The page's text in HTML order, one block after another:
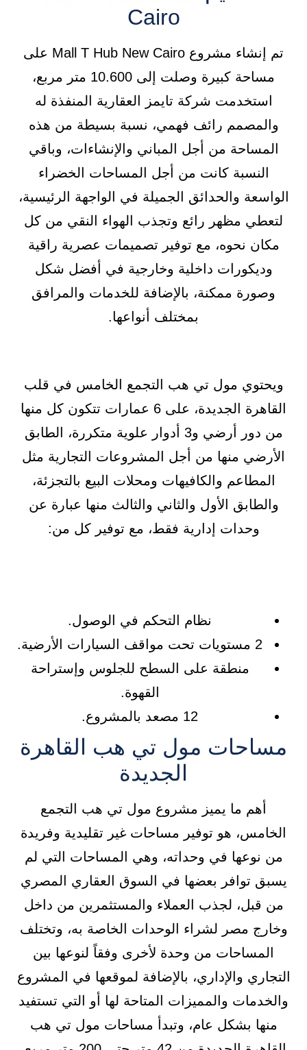
Cairo
تم إنشاء مشروع Mall T Hub New Cairo على
مساحة كبيرة وصلت إلى 10.600 متر مربع،
استخدمت شركة تايمز العقارية المنفذة له
والمصمم رائف فهمي، نسبة بسيطة من هذه
المساحة من أجل المباني والإنشاءات، وباقي
النسبة كانت من أجل المساحات الخضراء
الواسعة والحدائق الجميلة في الواجهة الرئيسية،
لتعطي مظهر رائع وتجذب الهواء النقي من كل
مكان نحوه، مع توفير تصميمات عصرية راقية
وديكورات داخلية وخارجية في أفضل شكل
وصورة ممكنة، بالإضافة للخدمات والمرافق
بمختلف أنواعها.
ويحتوي مول تي هب التجمع الخامس في قلب
القاهرة الجديدة، على 6 عمارات تتكون كل منها
من دور أرضي و3 أدوار علوية متكررة، الطابق
الأرضي منها من أجل المشروعات التجارية مثل
المطاعم والكافيهات ومحلات البيع بالتجزئة،
والطابق الأول والثاني والثالث منها عبارة عن
وحدات إدارية فقط، مع توفير كل من:
نظام التحكم في الوصول.
2 مستويات تحت مواقف السيارات الأرضية.
منطقة على السطح للجلوس وإستراحة
القهوة.
12 مصعد بالمشروع.
مساحات مول تي هب القاهرة
الجديدة
أهم ما يميز مشروع مول تي هب التجمع
الخامس، هو توفير مساحات غير تقليدية وفريدة
من نوعها في وحداته، وهي المساحات التي لم
يسبق توافر بعضها في السوق العقاري المصري
من قبل، لجذب العملاء والمستثمرين من داخل
وخارج مصر لشراء الوحدات الخاصة به، وتختلف
المساحات من وحدة لأخرى وفقاً لنوعها بين
التجاري والإداري، بالإضافة لموقعها في المشروع
والخدمات والمميزات المتاحة لها أو التي تستفيد
منها بشكل عام، وتبدأ مساحات مول تي هب